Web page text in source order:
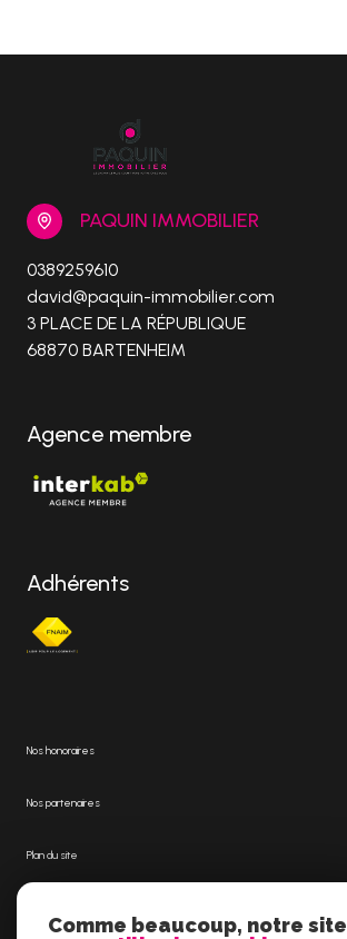
PAQUIN IMMOBILIER
0389259610
david@paquin-immobilier.com
3 PLACE DE LA RÉPUBLIQUE
68870 BARTENHEIM
Agence membre
Adhérents
Nos honoraires
Nos partenaires
Plan du site
Comme beaucoup, notre site